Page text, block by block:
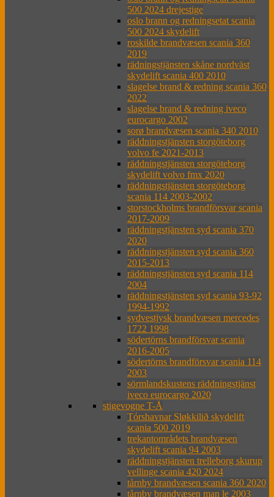
500 2024 drejestige
oslo brann og redningsetat scania
500 2024 skydelift
roskilde brandvæsen scania 360
2019
rädningstjänsten skåne nordväst
skydelift scania 400 2010
slagelse brand & redning scania 360
2022
slagelse brand & redning iveco
eurocargo 2002
sorø brandvæsen scania 340 2010
räddningstjänsten storgöteborg
volvo fe 2021-2013
räddningstjänsten storgöteborg
skydelift volvo fmx 2020
räddningstjänsten storgöteborg
scania 114 2003-2002
storstockholms brandförsvar scania
2017-2009
räddningstjänsten syd scania 370
2020
räddningstjänsten syd scania 360
2015-2013
räddningstjänsten syd scania 114
2004
räddningstjänsten syd scania 93-92
1994-1992
sydvestjysk brandvæsen mercedes
1722 1998
södertörns brandförsvar scania
2016-2005
södertörns brandförsvar scania 114
2003
sörmlandskustens räddningstjänst
iveco eurocargo 2020
stigevogne T-Å
Tórshavnar Sløkkilið skydelift
scania 500 2019
trekantområdets brandvæsen
skydelift scania 94 2003
räddningstjänsten trelleborg skurup
vellinge scania 420 2024
tårnby brandvæsen scania 360 2020
tårnby brandvæsen man le 2003